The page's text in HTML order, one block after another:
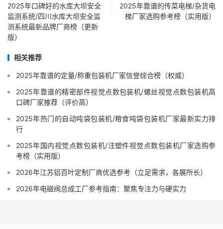
2025年口碑好的水库大坝安全
监测系统/四川水库大坝安全监
测系统最新品牌厂商榜（更新
版）
2025年靠谱的传菜电梯/杂货电
梯厂家选购参考榜（实用版）
相关推荐
2025年靠谱的定量/称重包装机厂家信誉综合榜（权威）
2025年靠谱的精密部件视觉点数包装机/螺丝视觉点数包装机高
口碑厂家推荐（评价高）
2025年热门的自动吨袋包装机/粮食吨袋包装机厂家最新实力排
行
2025年国内视觉点数包装机/注塑件视觉点数包装机厂家选购参
考榜（实用版）
2026年江苏铝百叶定制厂商优选参考（立足需求，各展所长）
2026年电磁阀总成工厂参考指南：聚焦专注力与硬实力